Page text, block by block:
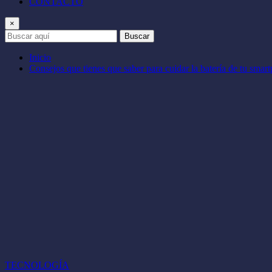
×
Buscar
Inicio
Consejos que tienes que saber para cuidar la batería de tu
TECNOLOGÍA